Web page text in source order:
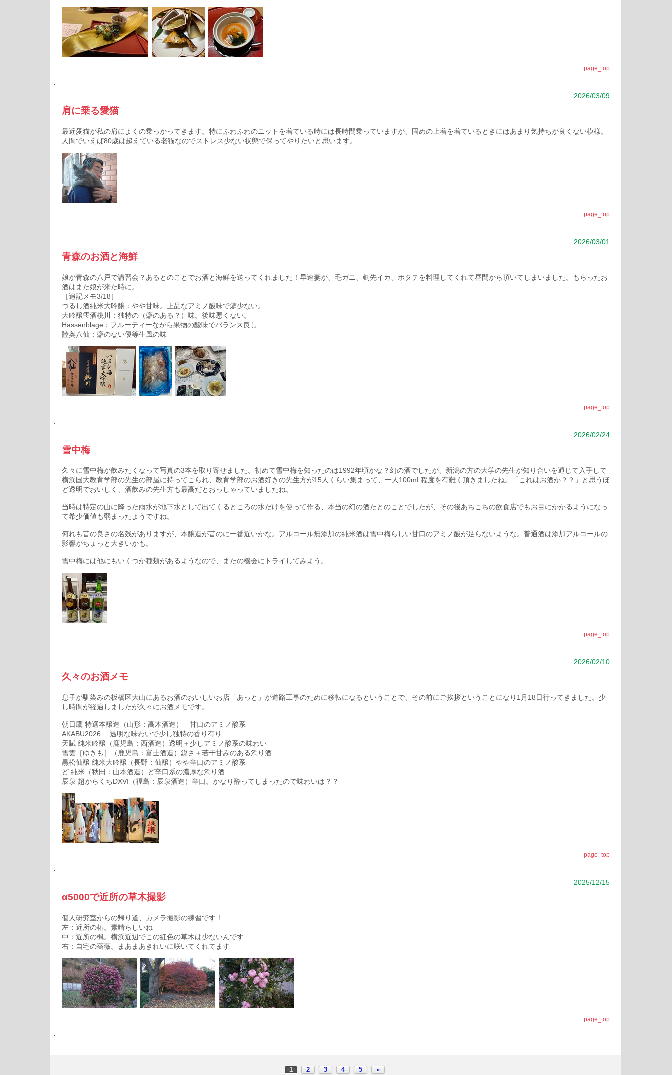
page_top
2026/03/09
肩に乗る愛猫
最近愛猫が私の肩によくの乗っかってきます。特にふわふわのニットを着ている時には長時間乗っていますが、固めの上着を着ているときにはあまり気持ちが良くない模様。
人間でいえば80歳は超えている老猫なのでストレス少ない状態で保ってやりたいと思います。
page_top
2026/03/01
青森のお酒と海鮮
娘が青森の八戸で講習会？あるとのことでお酒と海鮮を送ってくれました！早速妻が、毛ガニ、剣先イカ、ホタテを料理してくれて昼間から頂いてしまいました。もらったお
酒はまた娘が来た時に。
［追記メモ3/18］
つるし酒純米大吟醸：やや甘味。上品なアミノ酸味で癖少ない。
大吟醸雫酒桃川：独特の（癖のある？）味。後味悪くない。
Hassenblage：フルーティーながら果物の酸味でバランス良し
陸奥八仙：癖のない優等生風の味
page_top
2026/02/24
雪中梅
久々に雪中梅が飲みたくなって写真の3本を取り寄せました。初めて雪中梅を知ったのは1992年頃かな？幻の酒でしたが、新潟の方の大学の先生が知り合いを通じて入手して
横浜国大教育学部の先生の部屋に持ってこられ、教育学部のお酒好きの先生方が15人くらい集まって、一人100mL程度を有難く頂きましたね。「これはお酒か？？」と思うほ
ど透明でおいしく、酒飲みの先生方も最高だとおっしゃっていましたね。
当時は特定の山に降った雨水が地下水として出てくるところの水だけを使って作る、本当の幻の酒たとのことでしたが、その後あちこちの飲食店でもお目にかかるようになっ
て希少価値も弱まったようですね。
何れも昔の良さの名残がありますが、本醸造が昔のに一番近いかな。アルコール無添加の純米酒は雪中梅らしい甘口のアミノ酸が足らないような。普通酒は添加アルコールの
影響がちょっと大きいかも。
雪中梅には他にもいくつか種類があるようなので、またの機会にトライしてみよう。
page_top
2026/02/10
久々のお酒メモ
息子が馴染みの板橋区大山にあるお酒のおいしいお店「あっと」が道路工事のために移転になるということで、その前にご挨拶ということになり1月18日行ってきました。少
し時間が経過しましたが久々にお酒メモです。
朝日鷹 特選本醸造（山形：高木酒造） 甘口のアミノ酸系
AKABU2026 透明な味わいで少し独特の香り有り
天賦 純米吟醸（鹿児島：西酒造）透明＋少しアミノ酸系の味わい
雪雲［ゆきも］（鹿児島：富士酒造）鋭さ＋若干甘みのある濁り酒
黒松仙醸 純米大吟醸（長野：仙醸）やや辛口のアミノ酸系
ど 純米（秋田：山本酒造）ど辛口系の濃厚な濁り酒
辰泉 超からくちDXVI（福島：辰泉酒造）辛口。かなり酔ってしまったので味わいは？？
page_top
2025/12/15
α5000で近所の草木撮影
個人研究室からの帰り道、カメラ撮影の練習です！
左：近所の椿。素晴らしいね
中：近所の楓。横浜近辺でこの紅色の草木は少ないんです
右：自宅の薔薇。まあまあきれいに咲いてくれてます
page_top
1 2 3 4 5 »